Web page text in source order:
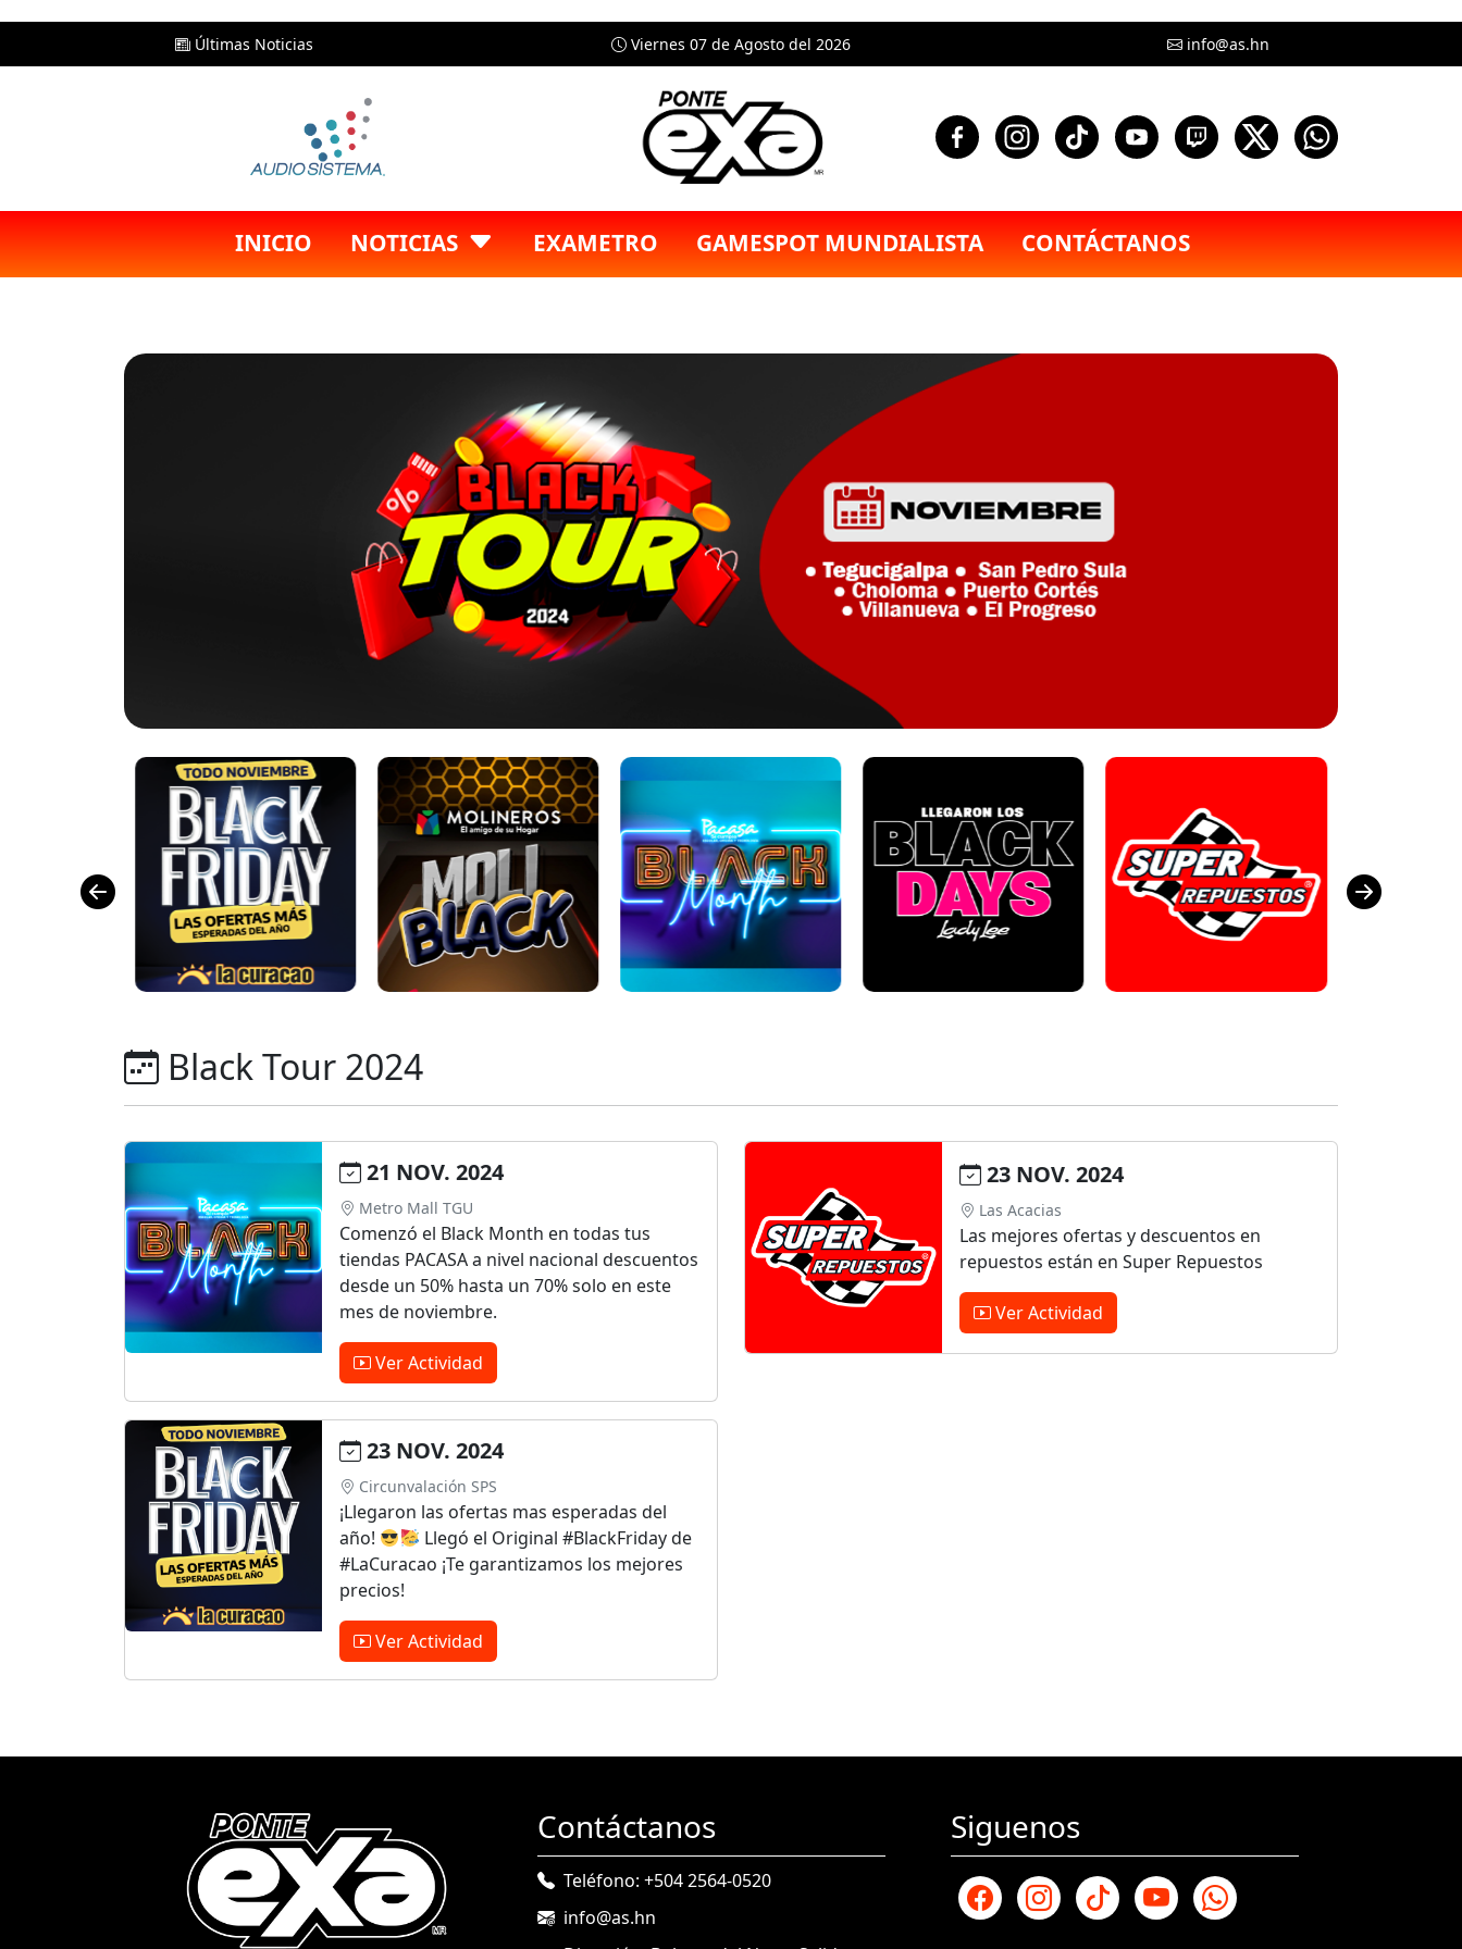
Últimas Noticias Viernes 07 de Agosto del 2026 info@as.hn
INICIO NOTICIAS EXAMETRO GAMESPOT MUNDIALISTA CONTÁCTANOS
Black Tour 2024
21 NOV. 2024
Metro Mall TGU
Comenzó el Black Month en todas tus
tiendas PACASA a nivel nacional descuentos
desde un 50% hasta un 70% solo en este
mes de noviembre.
Ver Actividad
23 NOV. 2024
Las Acacias
Las mejores ofertas y descuentos en
repuestos están en Super Repuestos
Ver Actividad
23 NOV. 2024
Circunvalación SPS
¡Llegaron las ofertas mas esperadas del
año!
Llegó el Original #BlackFriday de
#LaCuracao ¡Te garantizamos los mejores
precios!
Ver Actividad
Contáctanos
Teléfono: +504 2564-0520
info@as.hn
Siguenos